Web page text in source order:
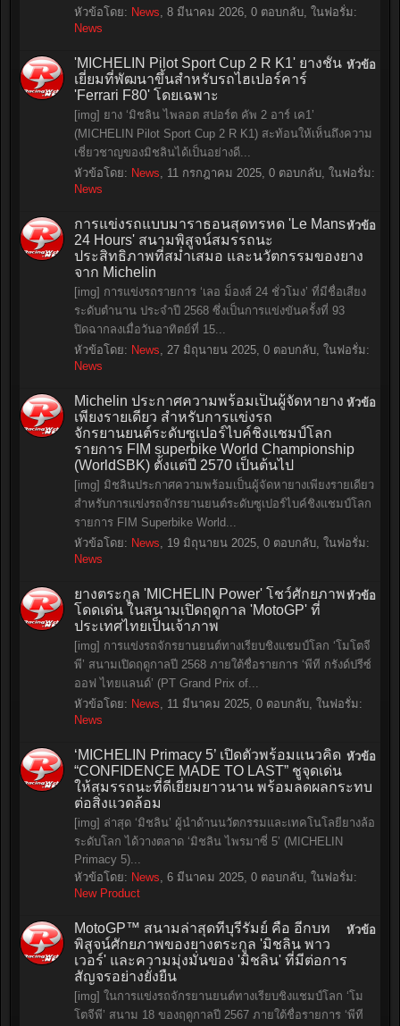
หัวข้อโดย: News, 8 มีนาคม 2026, 0 ตอบกลับ, ในฟอรั่ม:
News
หัวข้อ
'MICHELIN Pilot Sport Cup 2 R K1' ยางชั้น
เยี่ยมที่พัฒนาขึ้นสำหรับรถไฮเปอร์คาร์
'Ferrari F80' โดยเฉพาะ
[img] ยาง ‘มิชลิน ไพลอต สปอร์ต คัพ 2 อาร์ เค1’
(MICHELIN Pilot Sport Cup 2 R K1) สะท้อนให้เห็นถึงความ
เชี่ยวชาญของมิชลินได้เป็นอย่างดี...
หัวข้อโดย: News, 11 กรกฎาคม 2025, 0 ตอบกลับ, ในฟอรั่ม:
News
หัวข้อ
การแข่งรถแบบมาราธอนสุดทรหด 'Le Mans
24 Hours' สนามพิสูจน์สมรรถนะ
ประสิทธิภาพที่สม่ำเสมอ และนวัตกรรมของยาง
จาก Michelin
[img] การแข่งรถรายการ ‘เลอ ม็องส์ 24 ชั่วโมง’ ที่มีชื่อเสียง
ระดับตำนาน ประจำปี 2568 ซึ่งเป็นการแข่งขันครั้งที่ 93
ปิดฉากลงเมื่อวันอาทิตย์ที่ 15...
หัวข้อโดย: News, 27 มิถุนายน 2025, 0 ตอบกลับ, ในฟอรั่ม:
News
หัวข้อ
Michelin ประกาศความพร้อมเป็นผู้จัดหายาง
เพียงรายเดียว สำหรับการแข่งรถ
จักรยานยนต์ระดับซูเปอร์ไบค์ชิงแชมป์โลก
รายการ FIM superbike World Championship
(WorldSBK) ตั้งแต่ปี 2570 เป็นต้นไป
[img] มิชลินประกาศความพร้อมเป็นผู้จัดหายางเพียงรายเดียว
สำหรับการแข่งรถจักรยานยนต์ระดับซูเปอร์ไบค์ชิงแชมป์โลก
รายการ FIM Superbike World...
หัวข้อโดย: News, 19 มิถุนายน 2025, 0 ตอบกลับ, ในฟอรั่ม:
News
หัวข้อ
ยางตระกูล 'MICHELIN Power' โชว์ศักยภาพ
โดดเด่น ในสนามเปิดฤดูกาล 'MotoGP' ที่
ประเทศไทยเป็นเจ้าภาพ
[img] การแข่งรถจักรยานยนต์ทางเรียบชิงแชมป์โลก ‘โมโตจี
พี’ สนามเปิดฤดูกาลปี 2568 ภายใต้ชื่อรายการ ‘พีที กรังด์ปรีซ์
ออฟ ไทยแลนด์’ (PT Grand Prix of...
หัวข้อโดย: News, 11 มีนาคม 2025, 0 ตอบกลับ, ในฟอรั่ม:
News
หัวข้อ
‘MICHELIN Primacy 5’ เปิดตัวพร้อมแนวคิด
“CONFIDENCE MADE TO LAST” ชูจุดเด่น
ให้สมรรถนะที่ดีเยี่ยมยาวนาน พร้อมลดผลกระทบ
ต่อสิ่งแวดล้อม
[img] ล่าสุด ‘มิชลิน’ ผู้นำด้านนวัตกรรมและเทคโนโลยียางล้อ
ระดับโลก ได้วางตลาด ‘มิชลิน ไพรมาซี่ 5’ (MICHELIN
Primacy 5)...
หัวข้อโดย: News, 6 มีนาคม 2025, 0 ตอบกลับ, ในฟอรั่ม:
New Product
หัวข้อ
MotoGP™ สนามล่าสุดที่บุรีรัมย์ คือ อีกบท
พิสูจน์ศักยภาพของยางตระกูล 'มิชลิน พาว
เวอร์' และความมุ่งมั่นของ 'มิชลิน' ที่มีต่อการ
สัญจรอย่างยั่งยืน
[img] ในการแข่งรถจักรยานยนต์ทางเรียบชิงแชมป์โลก ‘โม
โตจีพี’ สนาม 18 ของฤดูกาลปี 2567 ภายใต้ชื่อรายการ ‘พีที